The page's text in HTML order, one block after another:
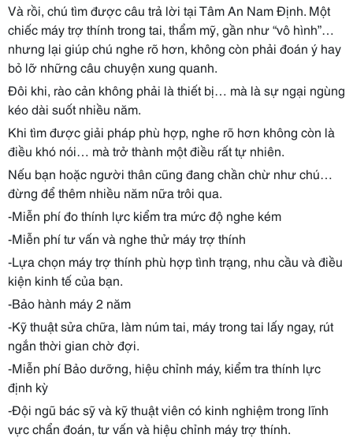
Và rồi, chú tìm được câu trả lời tại Tâm An Nam Định. Một
chiếc máy trợ thính trong tai, thẩm mỹ, gần như “vô hình”…
nhưng lại giúp chú nghe rõ hơn, không còn phải đoán ý hay
bỏ lỡ những câu chuyện xung quanh.
Đôi khi, rào cản không phải là thiết bị… mà là sự ngại ngùng
kéo dài suốt nhiều năm.
Khi tìm được giải pháp phù hợp, nghe rõ hơn không còn là
điều khó nói… mà trở thành một điều rất tự nhiên.
Nếu bạn hoặc người thân cũng đang chần chừ như chú…
đừng để thêm nhiều năm nữa trôi qua.
-Miễn phí đo thính lực kiểm tra mức độ nghe kém
-Miễn phí tư vấn và nghe thử máy trợ thính
-Lựa chọn máy trợ thính phù hợp tình trạng, nhu cầu và điều
kiện kinh tế của bạn.
-Bảo hành máy 2 năm
-Kỹ thuật sửa chữa, làm núm tai, máy trong tai lấy ngay, rút
ngắn thời gian chờ đợi.
-Miễn phí Bảo dưỡng, hiệu chỉnh máy, kiểm tra thính lực
định kỳ
-Đội ngũ bác sỹ và kỹ thuật viên có kinh nghiệm trong lĩnh
vực chẩn đoán, tư vấn và hiệu chỉnh máy trợ thính.